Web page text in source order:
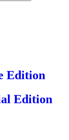
Edition
Edition